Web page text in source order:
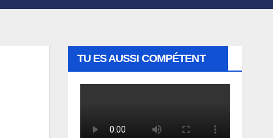
TU ES AUSSI COMPÉTENT